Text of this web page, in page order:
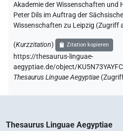
Akademie der Wissenschaften und
Peter Dils im Auftrag der
Wissenschaften zu Leipzig (Zugriff
(Kurzzitation) Zitation kopieren
https://thesaurus-linguae-
aegyptiae.de/object/
Thesaurus Linguae Aegyptiae (
Thesaurus Linguae Aegyptiae